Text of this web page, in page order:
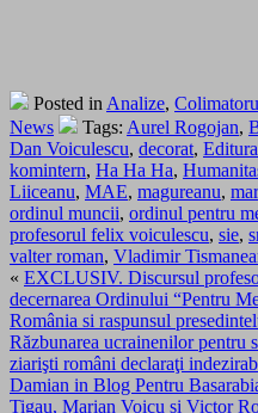
Posted in Analize,
News
Tags: Aurel Rogojan,
Dan Voiculescu, decorat,
komintern, Ha Ha Ha,
Liiceanu, MAE, magureanu,
ordinul muncii, ordinul pentru
profesorul felix voiculescu, sie,
valter roman, Vladimir
« EXCLUSIV. Discursul
decernarea Ordinului “Pentru
România si raspunsul
Răzbunarea ucrainenilor pentru
ziarişti români declaraţi
Damian in Blog Pentru
Tigau, Marian Voicu si Victor